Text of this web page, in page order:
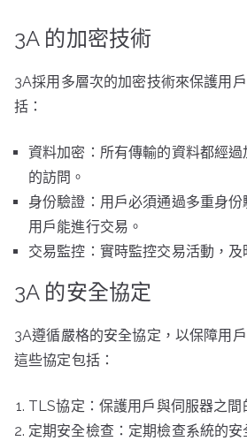
3A 的加密技術
3A採用多層次的加密技術來保護用
括：
資料加密：所有傳輸的資料都經
的訪問。
身份驗證：用戶必須通過多重身
用戶能進行交易。
交易監控：實時監控交易活動，及
3A 的安全協定
3A遵循嚴格的安全協定，以保障用
這些協定包括：
TLS協定：保護用戶與伺服器之間
定期安全檢查：定期檢查系統的